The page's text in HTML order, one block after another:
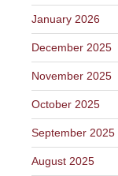
January 2026
December 2025
November 2025
October 2025
September 2025
August 2025